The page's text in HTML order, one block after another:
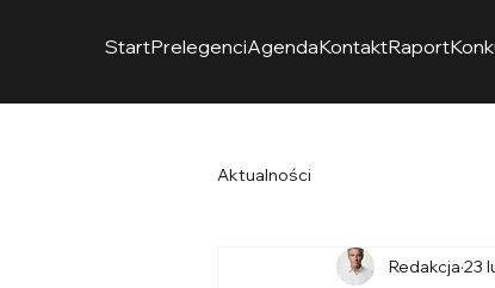
StartPrelegenciAgendaKontaktRaport
Aktualności
Redakcja 23